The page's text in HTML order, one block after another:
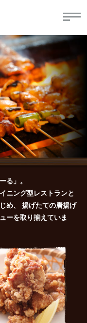
質問・お問い合わせ
IRニュース
略
ールDX
れまでとこれから～
決
月
連
ナビリティ
ナビリティ
の
エ
自
商
働
る」。
ニング型レストランと
め、
揚げたての唐揚げ
ーを取り揃えていま